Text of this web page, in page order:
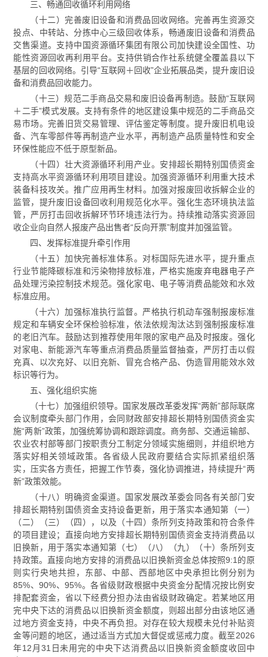
三、畅通回收循环利用网络
（十二）完善废旧设备和消费品回收网络。完善再生资源交
投点、中转站、分拣中心三级回收体系，畅通废旧设备和消费品
交售渠道。支持中国资源循环集团有限公司加快建设全国性、功
能性资源回收再利用平台。支持供销合作社系统健全覆盖县以下
基层的回收网络。引导“互联网＋回收”企业拓展品类，提升废旧设
备和消费品回收能力。
（十三）规范二手商品交易和废旧设备再制造。鼓励“互联网
＋二手”模式发展。支持有条件的地区建设集中规范的二手商品交
易市场。完善旧货交易管理、评估鉴定等制度。提升废旧机电设
备、汽车零部件等再制造产业水平，再制造产品质量特性和安全
环保性能应不低于原型新品。
（十四）壮大资源循环利用产业。安排超长期特别国债资金
支持高水平资源循环利用项目建设。加强资源循环利用重大技术
装备科技攻关。推广应用再生材料。加强对报废回收拆解企业的
监管，提升废旧设备回收利用规范化水平。强化生态环境执法监
管，严厉打击回收拆解环节环境违法行为。持续推动落实资源回
收企业向自然人报废产品出售者“反向开票”制度并加强监管。
四、发挥标准提升牵引作用
（十五）加快完善标准体系。对标国际先进水平，提升重点
行业节能降碳标准和污染物排放标准，严格实施废弃电器电子产
品处理污染控制技术规范。强化家电、电子等消费品能效和水效
标准应用。
（十六）加强标准执行监督。严格执行机动车强制报废标准
规定和车辆安全环保检验标准，依法依规淘汰达到强制报废标准
的老旧汽车。鼓励达到推荐使用年限的家电产品及时报废。强化
对家电、新能源汽车等重点消费品质量监督抽查，严厉打击以假
充真、以次充好、以旧充新、冒充合格产品、伪造冒用能效水效
标识等行为。
五、强化组织实施
（十七）加强组织领导。国家发展改革委发挥“两新”部际联席
会议制度牵头部门作用，会同财政部安排超长期特别国债资金实
施“两新”政策，加强统筹协调和跟踪调度。商务部、交通运输部、
农业农村部等部门按职责分工制定分领域实施细则，并组织地方
落实好相关领域政策。各省级人民政府要结合实际抓紧组织落
实，压实各方责任，把握工作节奏，强化协调推进，持续提升“两
新”政策效能。
（十八）明确资金渠道。国家发展改革委会同各有关部门安
排超长期特别国债资金支持设备更新，用于落实本通知第（一）
（二）（三）（四），以及（十四）条所列支持政策和符合条件
的项目建设；直接向地方安排超长期特别国债资金支持消费品以
旧换新，用于落实本通知第（七）（八）（九）（十）条所列支
持政策。直接向地方安排的消费品以旧换新资金总体按照9:1的原
则实行央地共担，东部、中部、西部地区中央承担比例分别为
85%、90%、95%。各省级财政根据中央资金分配情况按比例安
排配套资金，省以下经费分担办法由省级财政确定。若某地区用
完中央下达的消费品以旧换新资金额度，则超出部分由该地区通
过地方资金支持，中央不再负担。对存在较大规模未兑付补贴资
金等问题的地区，通过适当方式加大督促或惩戒力度。截至2026
年12月31日未用完的中央下达消费品以旧换新资金额度收回中